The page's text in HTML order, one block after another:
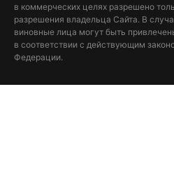
в коммерческих целях разрешено
разрешения владельца Сайта. В
виновные лица могут быть
в соответствии с действующим
Федерации.